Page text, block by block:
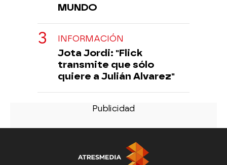
MUNDO
INFORMACIÓN
Jota Jordi: "Flick
transmite que sólo
quiere a Julián Alvarez"